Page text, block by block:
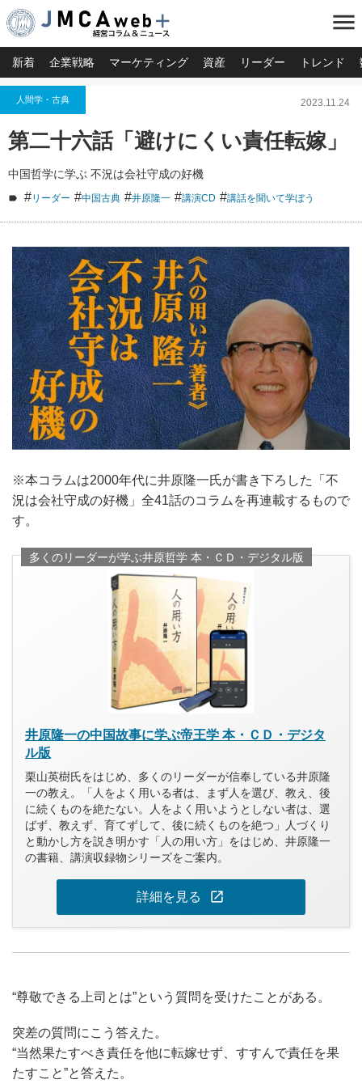
menu
新着 企業戦略 マーケティング 資産 リーダー トレンド
人間学・古典 2023.11.24
第二十六話「避けにくい責任転嫁」
中国哲学に学ぶ 不況は会社守成の好機
#リーダー #中国古典 #井原隆一 #講演CD #講話を聞いて学ぼう
※本コラムは2000年代に井原隆一氏が書き下ろした「不
況は会社守成の好機」全41話のコラムを再連載するもので
す。
多くのリーダーが学ぶ井原哲学 本・ＣＤ・デジタル版
井原隆一の中国故事に学ぶ帝王学 本・ＣＤ・デジタ
ル版
栗山英樹氏をはじめ、多くのリーダーが信奉している井原隆
一の教え。「人をよく用いる者は、まず人を選び、教え、後
に続くものを絶たない。人をよく用いようとしない者は、選
ばず、教えず、育てずして、後に続くものを絶つ」人づくり
と動かし方を説き明かす「人の用い方」をはじめ、井原隆一
の書籍、講演収録物シリーズをご案内。
詳細を見る open_in_new
“尊敬できる上司とは”という質問を受けたことがある。
突差の質問にこう答えた。
“当然果たすべき責任を他に転嫁せず、すすんで責任を果
たすこと”と答えた。